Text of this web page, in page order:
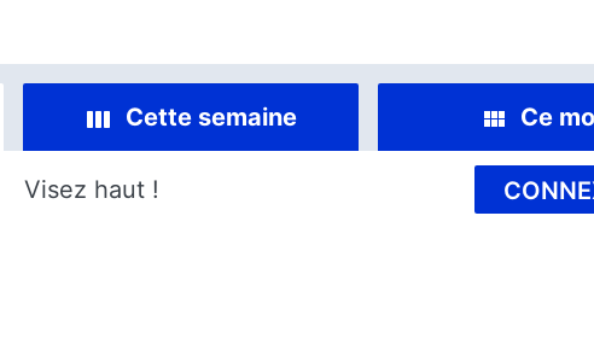
Cette semaine Ce
Visez haut !